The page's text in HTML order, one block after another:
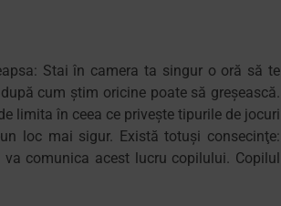
Stai în camera ta singur o oră să te
cum ştim oricine poate să greşească.
limita în ceea ce priveşte tipurile de jocuri
loc mai sigur. Există totuşi consecinţe:
comunica acest lucru copilului. Copilul